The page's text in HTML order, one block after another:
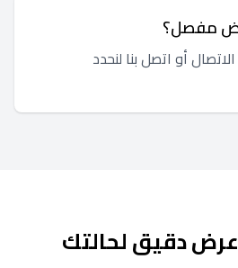
مفصل؟
أو اتصل بنا لنحدد
دقيق لحالتك